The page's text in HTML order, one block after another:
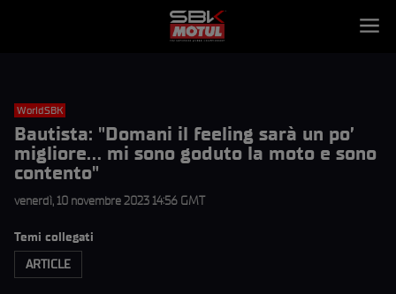
WorldSBK
Bautista: "Domani il feeling sarà un po’
migliore… mi sono goduto la moto e sono
contento"
venerdì, 10 novembre 2023 14:56 GMT
Temi collegati
ARTICLE